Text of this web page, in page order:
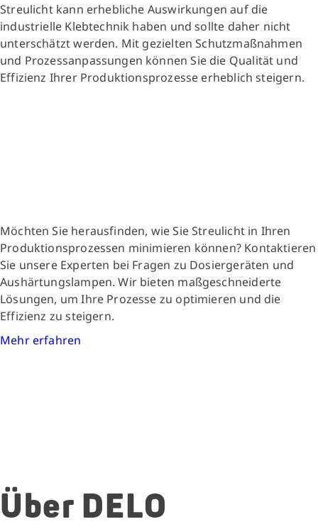
Streulicht kann erhebliche Auswirkungen auf die
industrielle Klebtechnik haben und sollte daher nicht
unterschätzt werden. Mit gezielten Schutzmaßnahmen
und Prozessanpassungen können Sie die Qualität und
Effizienz Ihrer Produktionsprozesse erheblich steigern.
Möchten Sie herausfinden, wie Sie Streulicht in Ihren
Produktionsprozessen minimieren können? Kontaktieren
Sie unsere Experten bei Fragen zu Dosiergeräten und
Aushärtungslampen. Wir bieten maßgeschneiderte
Lösungen, um Ihre Prozesse zu optimieren und die
Effizienz zu steigern.
Mehr erfahren
Über DELO